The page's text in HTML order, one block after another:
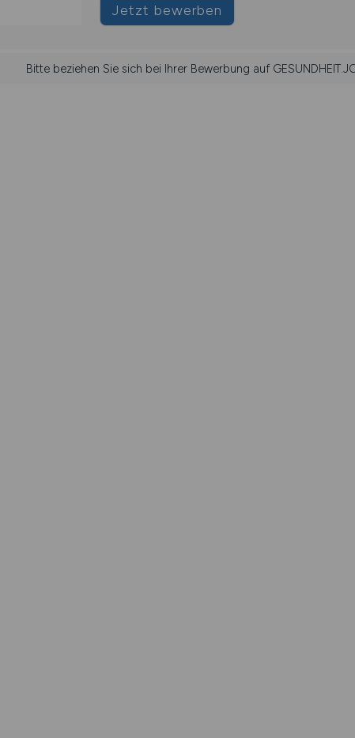
Jetzt bewerben
Bitte beziehen Sie sich bei Ihrer Bewerbung auf